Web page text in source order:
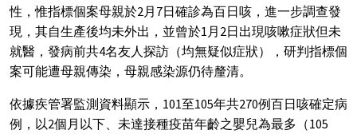
性，惟指標個案母親於2月7日確診為百日咳，進一步調查發
現，其自生產後均未外出，並曾於1月2日出現咳嗽症狀但未
就醫，發病前共4名友人探訪（均無疑似症狀），研判指標個
案可能遭母親傳染，母親感染源仍待釐清。
依據疾管署監測資料顯示，101至105年共270例百日咳確定病
例，以2個月以下、未達接種疫苗年齡之嬰兒為最多（105